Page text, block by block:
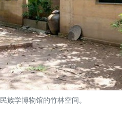
民族学博物馆的竹林空间。